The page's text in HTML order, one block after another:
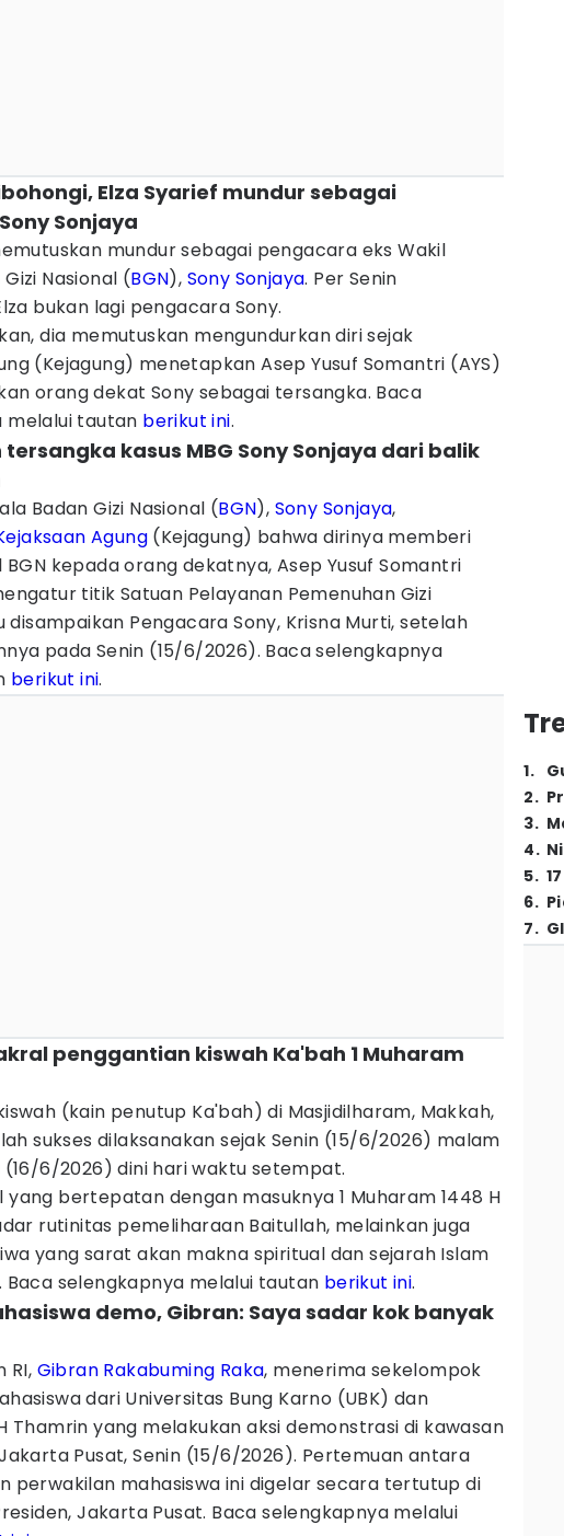
Elza Syarief mundur sebagai
Sonjaya
mundur sebagai pengacara eks Wakil
Nasional (BGN), Sony Sonjaya. Per Senin
bukan lagi pengacara Sony.
dia memutuskan mengundurkan diri sejak
(Kejagung) menetapkan Asep Yusuf Somantri (AYS)
orang dekat Sony sebagai tersangka. Baca
melalui tautan berikut ini.
kasus MBG Sony Sonjaya dari balik
Badan Gizi Nasional (BGN), Sony Sonjaya,
Agung (Kejagung) bahwa dirinya memberi
kepada orang dekatnya, Asep Yusuf Somantri
titik Satuan Pelayanan Pemenuhan Gizi
disampaikan Pengacara Sony, Krisna Murti, setelah
pada Senin (15/6/2026). Baca selengkapnya
berikut ini.
penggantian kiswah Ka'bah 1 Muharam
(kain penutup Ka'bah) di Masjidilharam, Makkah,
sukses dilaksanakan sejak Senin (15/6/2026) malam
(16/6/2026) dini hari waktu setempat.
yang bertepatan dengan masuknya 1 Muharam 1448 H
rutinitas pemeliharaan Baitullah, melainkan juga
yang sarat akan makna spiritual dan sejarah Islam
Baca selengkapnya melalui tautan berikut ini.
demo, Gibran: Saya sadar kok banyak
RI, Gibran Rakabuming Raka, menerima sekelompok
dari Universitas Bung Karno (UBK) dan
Thamrin yang melakukan aksi demonstrasi di kawasan
Pusat, Senin (15/6/2026). Pertemuan antara
perwakilan mahasiswa ini digelar secara tertutup di
Jakarta Pusat. Baca selengkapnya melalui
1.
2.
3.
4.
5.
6.
7.